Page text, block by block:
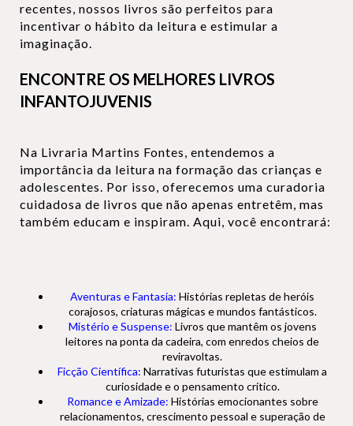
recentes, nossos livros são perfeitos para
incentivar o hábito da leitura e estimular a
imaginação.
ENCONTRE OS MELHORES LIVROS
INFANTOJUVENIS
Na Livraria Martins Fontes, entendemos a
importância da leitura na formação das crianças e
adolescentes. Por isso, oferecemos uma curadoria
cuidadosa de livros que não apenas entretêm, mas
também educam e inspiram. Aqui, você encontrará:
Aventuras e Fantasia: Histórias repletas de heróis
corajosos, criaturas mágicas e mundos fantásticos.
Mistério e Suspense: Livros que mantêm os jovens
leitores na ponta da cadeira, com enredos cheios de
reviravoltas.
Ficção Científica: Narrativas futuristas que estimulam a
curiosidade e o pensamento crítico.
Romance e Amizade: Histórias emocionantes sobre
relacionamentos, crescimento pessoal e superação de